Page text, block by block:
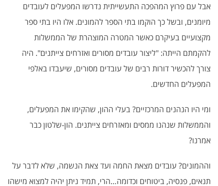
אבל עם פרוץ המהפכה התעשייתית נדרשו המפעלים לעובדים
מיומנים, ובשל כך הוקמו בתי הספר להמונים. אלו היו בתי ספר
מקצועיים בעיקרם כאשר המטרה המוצהרת של הממשלות
להקמתם הייתה: "ליצור עובדים מסורים ואזרחים צייתנים". היה
צורך להכשיר דורות רבים של עובדים מסורים, שיעבדו באלפי
המפעלים החדשים.
ומי היו הנהנים המרכזיים? בעלי ההון, שהקימו את המפעלים,
והממשלות שנהנו ממסים ומאזרחים צייתנים. הון-שלטון כבר
אמרנו?
וההמונים? עובדים מצאת החמה ועד צאת הנשמה, שלא לדבר על
תנאים, פנסיה, ביטוחים וכדומה…הרי, תמיד ניתן יהיה למצוא מישהו